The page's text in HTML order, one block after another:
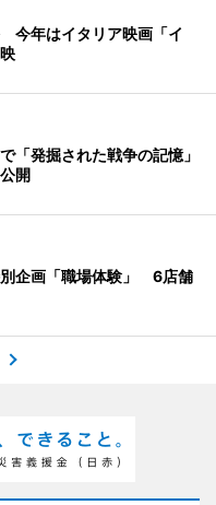
今年はイタリア映画「イ
「発掘された戦争の記憶」
開
企画「職場体験」 6店舗